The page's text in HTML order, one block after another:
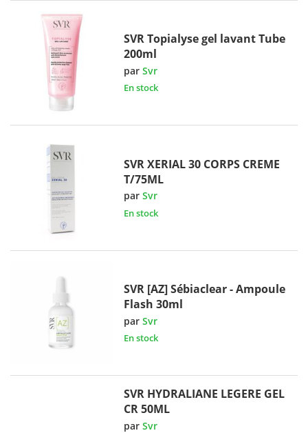
SVR Topialyse gel lavant Tube
200ml
parSvr
En stock
SVR XERIAL 30 CORPS CREME
T/75ML
parSvr
En stock
SVR [AZ] Sébiaclear - Ampoule
Flash 30ml
parSvr
En stock
SVR HYDRALIANE LEGERE GEL
CR 50ML
parSvr